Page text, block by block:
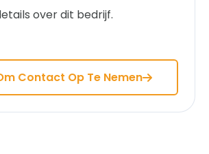
over dit bedrijf.
Contact Op Te Nemen